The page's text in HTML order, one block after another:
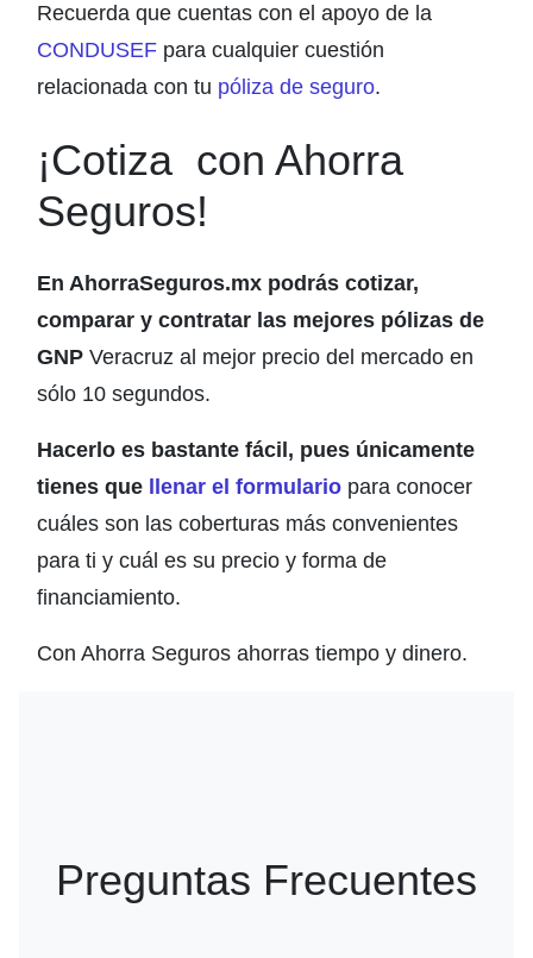
Recuerda que cuentas con el apoyo de la
CONDUSEF para cualquier cuestión
relacionada con tu póliza de seguro.
¡Cotiza con Ahorra
Seguros!
En AhorraSeguros.mx podrás cotizar,
comparar y contratar las mejores pólizas de
GNP Veracruz al mejor precio del mercado en
sólo 10 segundos.
Hacerlo es bastante fácil, pues únicamente
tienes que
llenar el formulario para conocer
cuáles son las coberturas más convenientes
para ti y cuál es su precio y forma de
financiamiento.
Con Ahorra Seguros ahorras tiempo y dinero.
Preguntas Frecuentes